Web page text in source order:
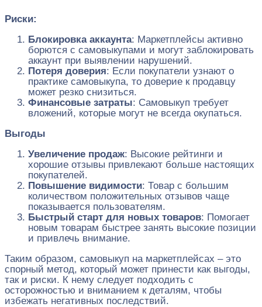
Риски:
Блокировка аккаунта: Маркетплейсы активно
борются с самовыкупами и могут заблокировать
аккаунт при выявлении нарушений.
Потеря доверия: Если покупатели узнают о
практике самовыкупа, то доверие к продавцу
может резко снизиться.
Финансовые затраты: Самовыкуп требует
вложений, которые могут не всегда окупаться.
Выгоды
Увеличение продаж: Высокие рейтинги и
хорошие отзывы привлекают больше настоящих
покупателей.
Повышение видимости: Товар с большим
количеством положительных отзывов чаще
показывается пользователям.
Быстрый старт для новых товаров: Помогает
новым товарам быстрее занять высокие позиции
и привлечь внимание.
Таким образом, самовыкуп на маркетплейсах – это
спорный метод, который может принести как выгоды,
так и риски. К нему следует подходить с
осторожностью и вниманием к деталям, чтобы
избежать негативных последствий.